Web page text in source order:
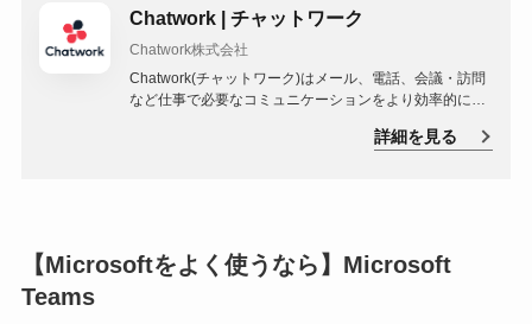
Chatwork | チャットワーク
Chatwork株式会社
Chatwork(チャットワーク)はメール、電話、会議・訪問
など仕事で必要なコミュニケーションをより効率的にす
詳細を見る
【Microsoftをよく使うなら】Microsoft
Teams